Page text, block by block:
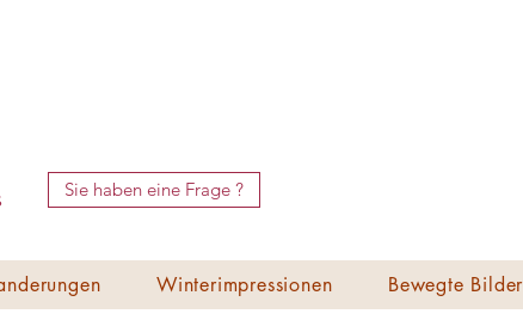
Sie haben eine Frage ?
Winterimpressionen Bewegte Bilder